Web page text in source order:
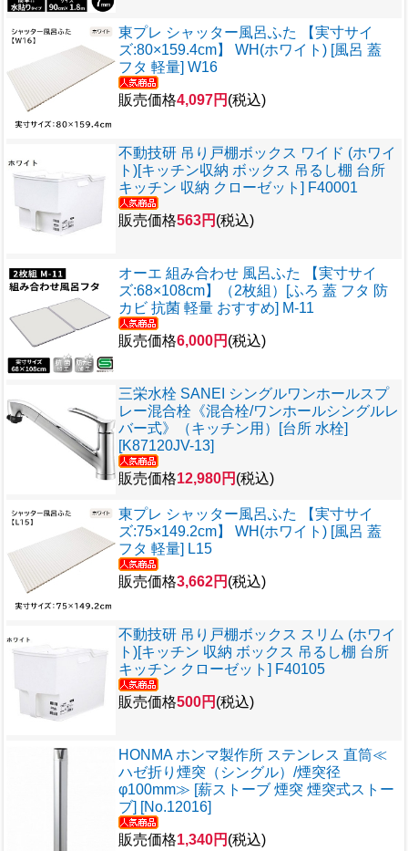
東プレ シャッター風呂ふた 【実寸サイ
ズ:80×159.4cm】 WH(ホワイト) [風呂 蓋
フタ 軽量] W16
販売価格4,097円 (税込)
不動技研 吊り戸棚ボックス ワイド (ホワイ
ト)[キッチン収納 ボックス 吊るし棚 台所
キッチン 収納 クローゼット] F40001
販売価格563円 (税込)
オーエ 組み合わせ 風呂ふた 【実寸サイ
ズ:68×108cm】（2枚組）[ふろ 蓋 フタ 防
カビ 抗菌 軽量 おすすめ] M-11
販売価格6,000円 (税込)
三栄水栓 SANEI シングルワンホールスプ
レー混合栓《混合栓/ワンホールシングルレ
バー式》（キッチン用）[台所 水栓]
[K87120JV-13]
販売価格12,980円 (税込)
東プレ シャッター風呂ふた 【実寸サイ
ズ:75×149.2cm】 WH(ホワイト) [風呂 蓋
フタ 軽量] L15
販売価格3,662円 (税込)
不動技研 吊り戸棚ボックス スリム (ホワイ
ト)[キッチン 収納 ボックス 吊るし棚 台所
キッチン クローゼット] F40105
販売価格500円 (税込)
HONMA ホンマ製作所 ステンレス 直筒≪
ハゼ折り煙突（シングル）/煙突径
φ100mm≫ [薪ストーブ 煙突 煙突式ストー
ブ] [No.12016]
販売価格1,340円 (税込)